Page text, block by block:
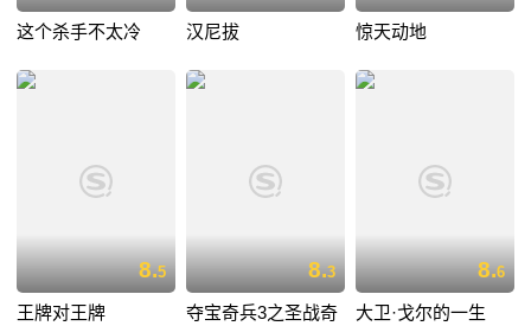
这个杀手不太冷 汉尼拔 惊天动地
8.5
王牌对王牌
8.3
夺宝奇兵3之圣战奇
8.6
大卫·戈尔的一生